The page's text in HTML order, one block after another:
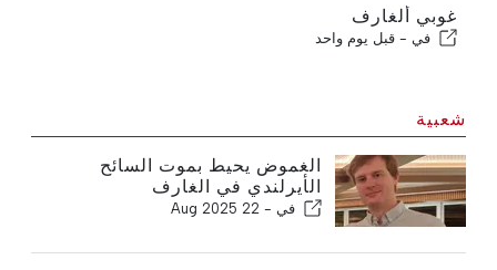
غوبي ألغارف
في - قبل يوم واحد
شعبية
الغموض يحيط بموت السائح
الأيرلندي في الغارف
في - 22 Aug 2025